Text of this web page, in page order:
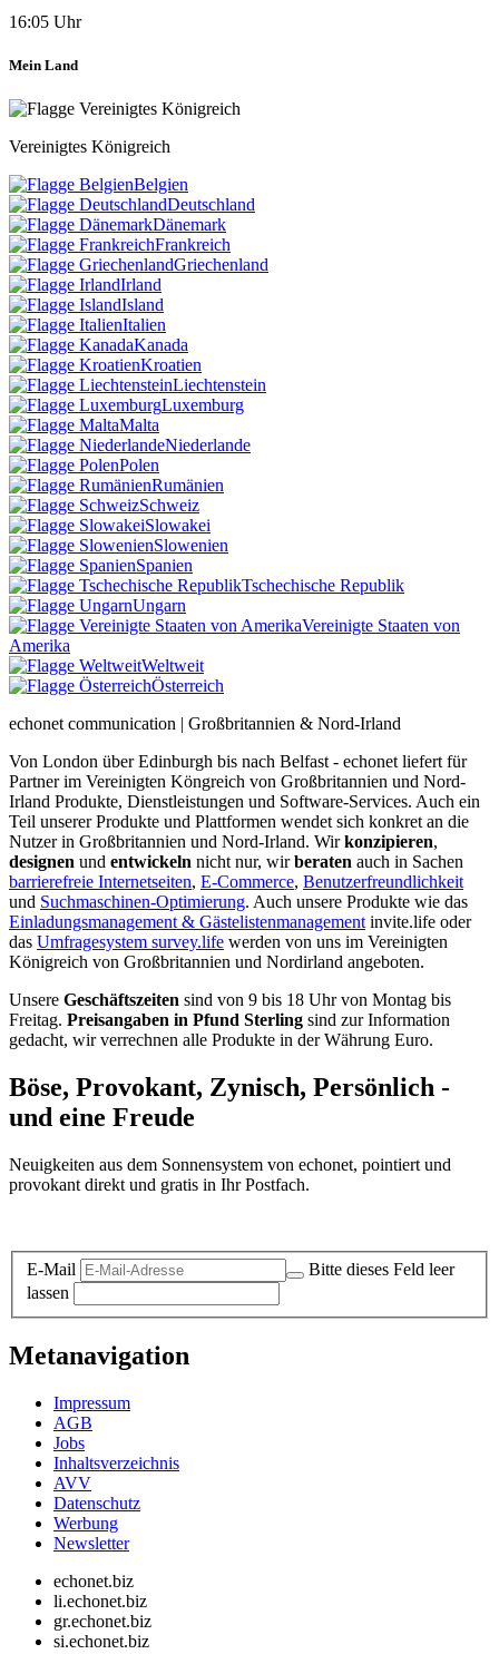
16:05 Uhr
Mein Land
Vereinigtes Königreich
Belgien
Deutschland
Dänemark
Frankreich
Griechenland
Irland
Island
Italien
Kanada
Kroatien
Liechtenstein
Luxemburg
Malta
Niederlande
Polen
Rumänien
Schweiz
Slowakei
Slowenien
Spanien
Tschechische Republik
Ungarn
Vereinigte Staaten von
Amerika
Weltweit
Österreich
echonet communication | Großbritannien & Nord-Irland
Von London über Edinburgh bis nach Belfast - echonet liefert für
Partner im Vereinigten Köngreich von Großbritannien und Nord-
Irland Produkte, Dienstleistungen und Software-Services. Auch ein
Teil unserer Produkte und Plattformen wendet sich konkret an die
Nutzer in Großbritannien und Nord-Irland. Wirkonzipieren,
designen und entwickeln nicht nur, wirberaten auch in Sachen
barrierefreie Internetseiten, E-Commerce, Benutzerfreundlichkeit
und Suchmaschinen-Optimierung. Auch unsere Produkte wie das
Einladungsmanagement & Gästelistenmanagement invite.life oder
das Umfragesystem survey.life werden von uns im Vereinigten
Königreich von Großbritannien und Nordirland angeboten.
Unsere Geschäftszeiten sind von 9 bis 18 Uhr von Montag bis
Freitag. Preisangaben in Pfund Sterling sind zur Information
gedacht, wir verrechnen alle Produkte in der Währung Euro.
Böse, Provokant, Zynisch, Persönlich -
und eine Freude
Neuigkeiten aus dem Sonnensystem von echonet, pointiert und
provokant direkt und gratis in Ihr Postfach.
E-Mail
Bitte dieses Feld leer
lassen
Metanavigation
Impressum
AGB
Jobs
Inhaltsverzeichnis
AVV
Datenschutz
Werbung
Newsletter
echonet.biz
li.echonet.biz
gr.echonet.biz
si.echonet.biz